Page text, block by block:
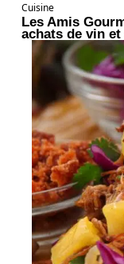
Cuisine
Les Amis
achats de vin